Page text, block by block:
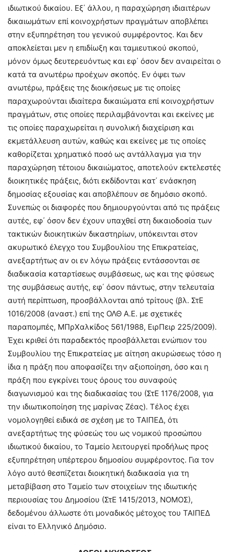
ιδιωτικού δικαίου. Εξ΄ άλλου, η παραχώρηση ιδιαιτέρων
δικαιωμάτων επί κοινοχρήστων πραγμάτων αποβλέπει
στην εξυπηρέτηση του γενικού συμφέροντος. Και δεν
αποκλείεται μεν η επιδίωξη και ταμιευτικού σκοπού,
μόνον όμως δευτερευόντως και εφ΄ όσον δεν αναιρείται ο
κατά τα ανωτέρω προέχων σκοπός. Εν όψει των
ανωτέρω, πράξεις της διοικήσεως με τις οποίες
παραχωρούνται ιδιαίτερα δικαιώματα επί κοινοχρήστων
πραγμάτων, στις οποίες περιλαμβάνονται και εκείνες με
τις οποίες παραχωρείται η συνολική διαχείριση και
εκμετάλλευση αυτών, καθώς και εκείνες με τις οποίες
καθορίζεται χρηματικό ποσό ως αντάλλαγμα για την
παραχώρηση τέτοιου δικαιώματος, αποτελούν εκτελεστές
διοικητικές πράξεις, διότι εκδίδονται κατ΄ ενάσκηση
δημοσίας εξουσίας και αποβλέπουν σε δημόσιο σκοπό.
Συνεπώς οι διαφορές που δημιουργούνται από τις πράξεις
αυτές, εφ΄ όσον δεν έχουν υπαχθεί στη δικαιοδοσία των
τακτικών διοικητικών δικαστηρίων, υπόκεινται στον
ακυρωτικό έλεγχο του Συμβουλίου της Επικρατείας,
ανεξαρτήτως αν οι εν λόγω πράξεις εντάσσονται σε
διαδικασία καταρτίσεως συμβάσεως, ως και της φύσεως
της συμβάσεως αυτής, εφ΄ όσον πάντως, στην τελευταία
αυτή περίπτωση, προσβάλλονται από τρίτους (βλ. ΣτΕ
1016/2008 (αναστ.) επί της ΟΛΘ Α.Ε. με σχετικές
παραπομπές, ΜΠρΧαλκίδος 561/1988, ΕιρΠειρ 225/2009).
Έχει κριθεί ότι παραδεκτός προσβάλλεται ενώπιον του
Συμβουλίου της Επικρατείας με αίτηση ακυρώσεως τόσο η
ίδια η πράξη που αποφασίζει την αξιοποίηση, όσο και η
πράξη που εγκρίνει τους όρους του συναφούς
διαγωνισμού και της διαδικασίας του (ΣτΕ 1176/2008, για
την ιδιωτικοποίηση της μαρίνας Ζέας). Τέλος έχει
νομολογηθεί ειδικά σε σχέση με το ΤΑΙΠΕΔ, ότι
ανεξαρτήτως της φύσεώς του ως νομικού προσώπου
ιδιωτικού δικαίου, το Ταμείο λειτουργεί προδήλως προς
εξυπηρέτηση υπέρτερου δημοσίου συμφέροντος. Για τον
λόγο αυτό θεσπίζεται διοικητική διαδικασία για τη
μεταβίβαση στο Ταμείο των στοιχείων της ιδιωτικής
περιουσίας του Δημοσίου (ΣτΕ 1415/2013, ΝΟΜΟΣ),
δεδομένου άλλωστε ότι μοναδικός μέτοχος του ΤΑΙΠΕΔ
είναι το Ελληνικό Δημόσιο.